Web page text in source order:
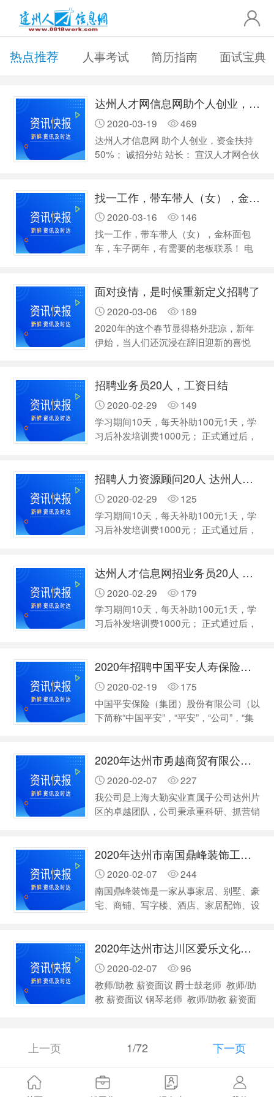
热点推荐 人事考试 简历指南 面试宝典
达州人才网信息网助个人创业，资金扶持50%
2020-03-19
469
达州人才信息网 助个人创业，资金扶持
50%； 诚招分站 站长： 宣汉人才网合伙
方门户站！ 包括抖音、快手、陌陌、微
营销官方号！ 每月扶持广告印刷传单1万
份！ 全程技术支持，资金支持，广告支
持，创业扶持！ 预计估值年纯利润收
入…
找一工作，带车带人（女），金杯面包车，车子两年，有需要的老板联系
2020-03-16
146
找一工作，带车带人（女），金杯面包
车，车子两年，有需要的老板联系！ 电
面对疫情，是时候重新定义招聘了
2020-03-06
189
2020年的这个春节显得格外悲凉，新年
伊始，当人们还沉浸在辞旧迎新的喜悦
刻揪着大家的心。 在家办公、在线培
训、远程视频……这些看似很遥远的事
情，没想到因为一次疫情，就变成了自己
的日常。 疫情，考验的不仅仅是每个人
的免疫力，也是每一家企业的免疫力。
招聘业务员20人，工资日结
2020-02-29
149
学习期间10天，每天补助100元1天，学
习后补发培训费1000元； 正式通过后，
15182037777
招聘人力资源顾问20人 达州人才信息网
2020-02-29
125
学习期间10天，每天补助100元1天，学
习后补发培训费1000元； 正式通过后，
15182037777
达州人才信息网招业务员20人 工资日结
2020-02-29
179
学习期间10天，每天补助100元1天，学
习后补发培训费1000元； 正式通过后，
15182037777
2020年招聘中国平安人寿保险股份有限公司达州中心支公司
2020-02-19
175
中国平安保险（集团）股份有限公司（以
下简称“中国平安”，“平安”，“公司”，“集
金融保险、银行、投资等金融业务为一体
的整合、紧密、多元的综合金融服务集
团。 2017年6月，《2017年BrandZ*具
价值*品牌100强》公布，中国平安排名
第61位；[2]7月31日，《财富》中国500
中…
2020年达州市勇越商贸有限公司 招聘
2020-02-07
227
我公司是上海大勤实业直属子公司达州片
区的卓越团队，公司秉承重科研、抓营销
场，提高市场的占有率，完成集团公司营
销网络在全国的市场布局。集团坚持和员
工一起成长的原则，给员工一个广阔的发
展空间，注重能力培养，素质教育;管理
能力的传授，是其成功晋升为有能力的职
德商贸…
2020年达州市南国鼎峰装饰工程有限公司招聘
2020-02-07
244
南国鼎峰装饰是一家从事家居、别墅、豪
宅、商铺、写字楼、酒店、家居配饰、设
部、质检部、材料部、财务部、售后服务
部、品牌事业部、人力资源部，是华南地
区装饰行业十大装饰品牌企业，曾被评
为“广东省诚信经营企业”、“全国住宅装饰
百强企业”、“IFDA国际室内装饰设计协会
2020年达州市达川区爱乐文化传播有限责任公司招聘
2020-02-07
96
教师/助教 薪资面议 爵士鼓老师 教师/助
教 薪资面议 钢琴老师 教师/助教 薪资面
人 学历不限 经验不限 达州 - 通川 - 中心
广场 四川省达州市通川区通川中路132-
上一页 1/72 下一页